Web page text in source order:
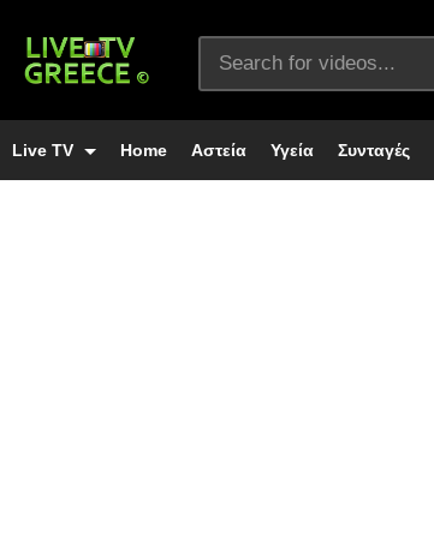
Live TV Home Αστεία Υγεία Συνταγές